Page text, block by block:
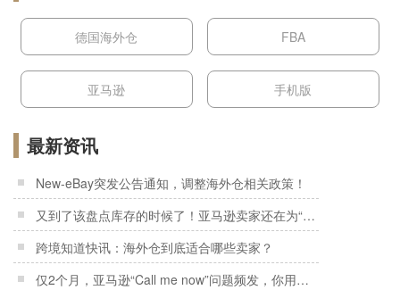
德国海外仓 FBA
亚马逊 手机版
最新资讯
New-eBay突发公告通知，调整海外仓相关政策！
又到了该盘点库存的时候了！亚马逊卖家还在为“积压货”发愁吗？
跨境知道快讯：海外仓到底适合哪些卖家？
仅2个月，亚马逊“Call me now”问题频发，你用过了吗？